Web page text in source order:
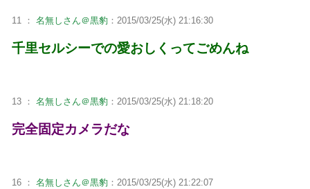
11 ： 名無しさん＠黒豹 ：2015/03/25(水) 21:16:30
千里セルシーでの愛おしくってごめんね
13 ： 名無しさん＠黒豹 ：2015/03/25(水) 21:18:20
完全固定カメラだな
16 ： 名無しさん＠黒豹 ：2015/03/25(水) 21:22:07